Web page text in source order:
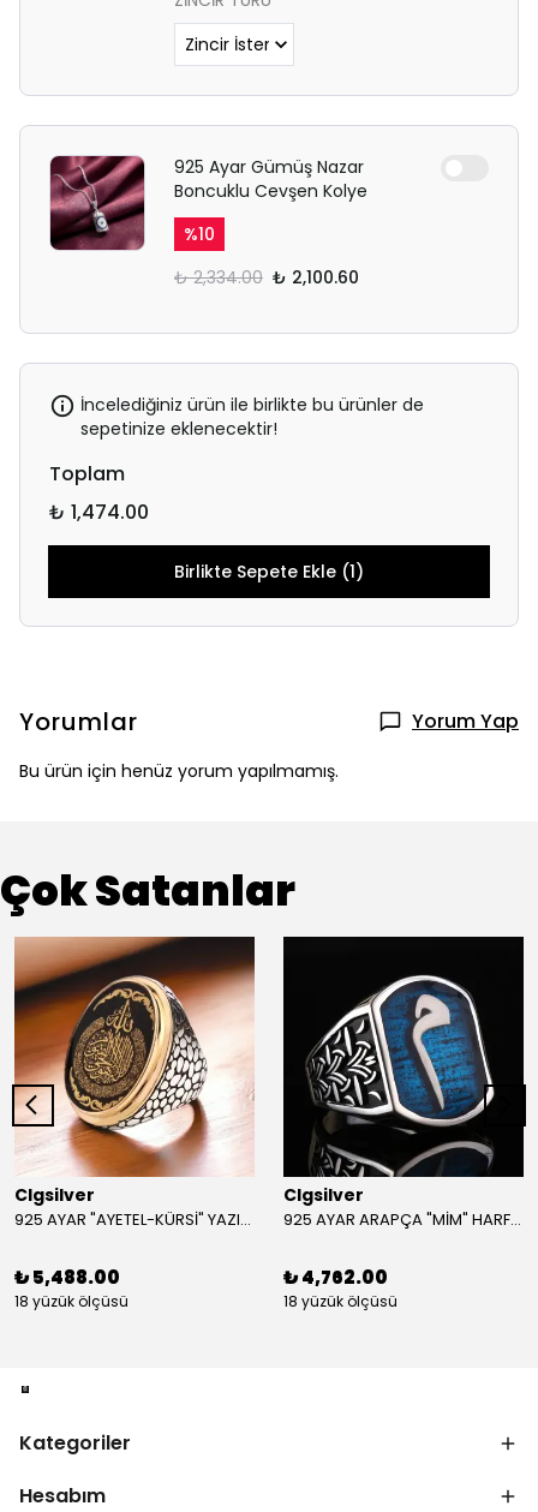
925 Ayar Gümüş Nazar
Boncuklu Cevşen Kolye
%10
₺ 2,334.00 ₺ 2,100.60
İncelediğiniz ürün ile birlikte bu ürünler de
sepetinize eklenecektir!
Toplam
₺ 1,474.00
Birlikte Sepete Ekle (1)
Yorumlar Yorum Yap
Bu ürün için henüz yorum yapılmamış.
Çok Satanlar
Clgsilver
925 AYAR "AYETEL-KÜRSİ" YAZILI GÜMÜŞ ERKEK YÜZÜK
₺ 5,488.00
18 yüzük ölçüsü
Clgsilver
925 AYAR ARAPÇA "MİM" HARFLİ GÜMÜŞ ERKEK YÜZÜK
₺ 4,762.00
18 yüzük ölçüsü
Kategoriler
Hesabım